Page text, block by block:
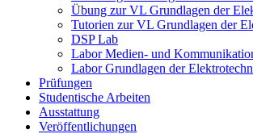
Übung zur VL Grundlagen der
Tutorien zur VL Grundlagen der
DSP Lab
Labor Medien- und
Labor Grundlagen der
Prüfungen
Studentische Arbeiten
Ausstattung
Veröffentlichungen